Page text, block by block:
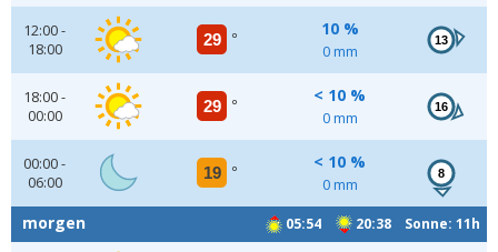
12:00 -
18:00
29 °
10 %
0 mm
13
18:00 -
00:00
29 °
< 10 %
0 mm
16
00:00 -
06:00
19 °
< 10 %
0 mm
8
05:54 20:38 Sonne: 11h
morgen